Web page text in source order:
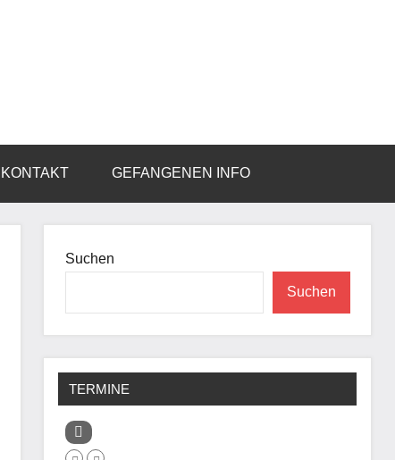
KONTAKT GEFANGENEN INFO
Suchen
Suchen
TERMINE